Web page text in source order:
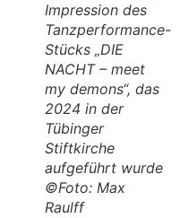
Impression des
Tanzperformance-
Stücks „DIE
NACHT – meet
my demons“, das
2024 in der
Tübinger
Stiftkirche
aufgeführt wurde
©Foto: Max
Raulff